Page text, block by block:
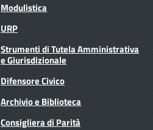
Modulistica
URP
Strumenti di Tutela Amministrativa
e Giurisdizionale
Difensore Civico
Archivio e Biblioteca
Consigliera di Parità